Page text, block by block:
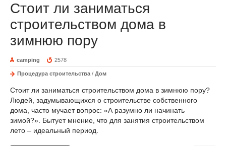
Стоит ли заниматься
строительством дома в
зимнюю пору
camping 2578
Процедура строительства / Дом
Стоит ли заниматься строительством дома в зимнюю пору?
Людей, задумывающихся о строительстве собственного
дома, часто мучает вопрос: «А разумно ли начинать
зимой?». Бытует мнение, что для занятия строительством
лето – идеальный период.